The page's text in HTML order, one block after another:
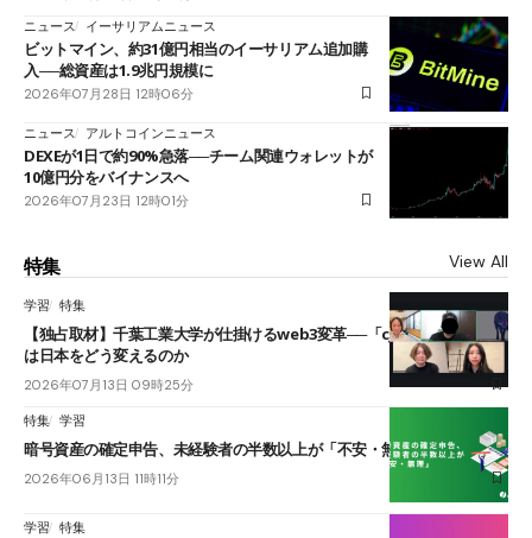
ニュース
イーサリアムニュース
ビットマイン、約31億円相当のイーサリアム追加購
入──総資産は1.9兆円規模に
2026年07月28日 12時06分
ニュース アルトコインニュース
DEXEが1日で約90%急落──チーム関連ウォレットが
10億円分をバイナンスへ
2026年07月23日 12時01分
特集 View All
学習 特集
【独占取材】千葉工業大学が仕掛けるweb3変革──「cJPY」とAIの融合
は日本をどう変えるのか
2026年07月13日 09時25分
特集 学習
暗号資産の確定申告、未経験者の半数以上が「不安・無理」
2026年06月13日 11時11分
学習 特集